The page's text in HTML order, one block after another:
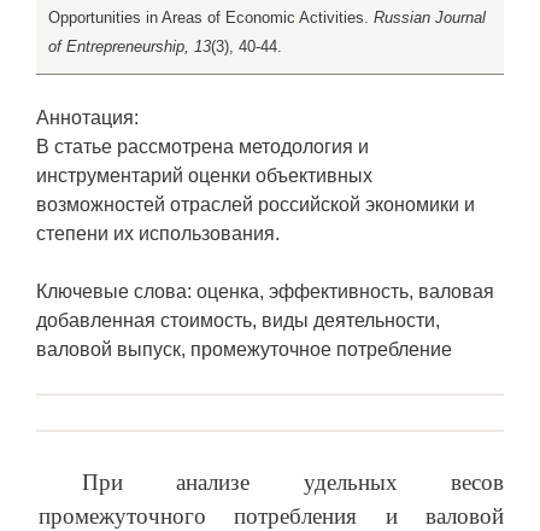
Opportunities in Areas of Economic Activities. Russian Journal
of Entrepreneurship, 13(3), 40-44.
Аннотация:
В статье рассмотрена методология и
инструментарий оценки объективных
возможностей отраслей российской экономики и
степени их использования.
Ключевые слова: оценка, эффективность, валовая
добавленная стоимость, виды деятельности,
валовой выпуск, промежуточное потребление
При анализе удельных весов
промежуточного потребления и валовой